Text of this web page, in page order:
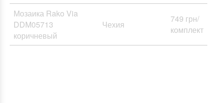
Мозаика Rako Via
DDM05713
коричневый
Чехия
749 грн/
комплект